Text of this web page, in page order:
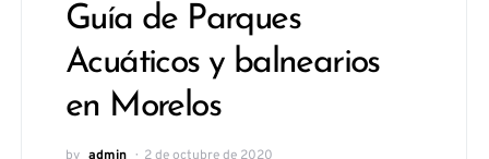
Guía de Parques
Acuáticos y balnearios
en Morelos
by admin 2 de octubre de 2020